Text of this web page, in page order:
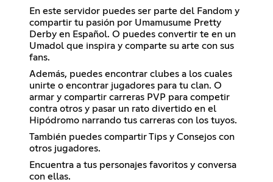
En este servidor puedes ser parte del Fandom y
compartir tu pasión por Umamusume Pretty
Derby en Español. O puedes convertir te en un
Umadol que inspira y comparte su arte con sus
fans.
Además, puedes encontrar clubes a los cuales
unirte o encontrar jugadores para tu clan. O
armar y compartir carreras PVP para competir
contra otros y pasar un rato divertido en el
Hipódromo narrando tus carreras con los tuyos.
También puedes compartir Tips y Consejos con
otros jugadores.
Encuentra a tus personajes favoritos y conversa
con ellas.